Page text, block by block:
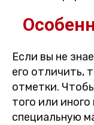
Если вы не
его отличить,
отметки.
того или
специальную